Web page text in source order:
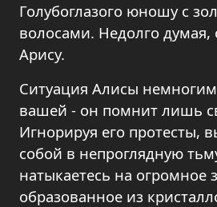
Голубоглазого юношу с
волосами. Недолго думая,
Арису.
Ситуация Алисы немногим
вашей - он помнит лишь
Игнорируя его протесты,
собой в непроглядную
натыкаетесь на огромное
образованное из